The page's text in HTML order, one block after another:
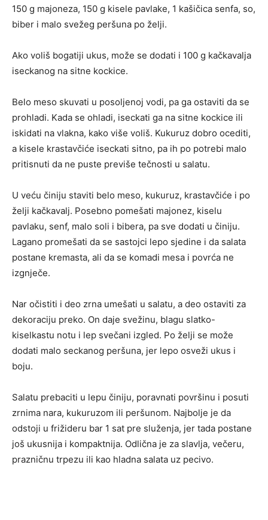
150 g majoneza, 150 g kisele pavlake, 1 kašičica senfa, so,
biber i malo svežeg peršuna po želji.
Ako voliš bogatiji ukus, može se dodati i 100 g kačkavalja
iseckanog na sitne kockice.
Belo meso skuvati u posoljenoj vodi, pa ga ostaviti da se
prohladi. Kada se ohladi, iseckati ga na sitne kockice ili
iskidati na vlakna, kako više voliš. Kukuruz dobro ocediti,
a kisele krastavčiće iseckati sitno, pa ih po potrebi malo
pritisnuti da ne puste previše tečnosti u salatu.
U veću činiju staviti belo meso, kukuruz, krastavčiće i po
želji kačkavalj. Posebno pomešati majonez, kiselu
pavlaku, senf, malo soli i bibera, pa sve dodati u činiju.
Lagano promešati da se sastojci lepo sjedine i da salata
postane kremasta, ali da se komadi mesa i povrća ne
izgnječe.
Nar očistiti i deo zrna umešati u salatu, a deo ostaviti za
dekoraciju preko. On daje svežinu, blagu slatko-
kiselkastu notu i lep svečani izgled. Po želji se može
dodati malo seckanog peršuna, jer lepo osveži ukus i
boju.
Salatu prebaciti u lepu činiju, poravnati površinu i posuti
zrnima nara, kukuruzom ili peršunom. Najbolje je da
odstoji u frižideru bar 1 sat pre služenja, jer tada postane
još ukusnija i kompaktnija. Odlična je za slavlja, večeru,
prazničnu trpezu ili kao hladna salata uz pecivo.